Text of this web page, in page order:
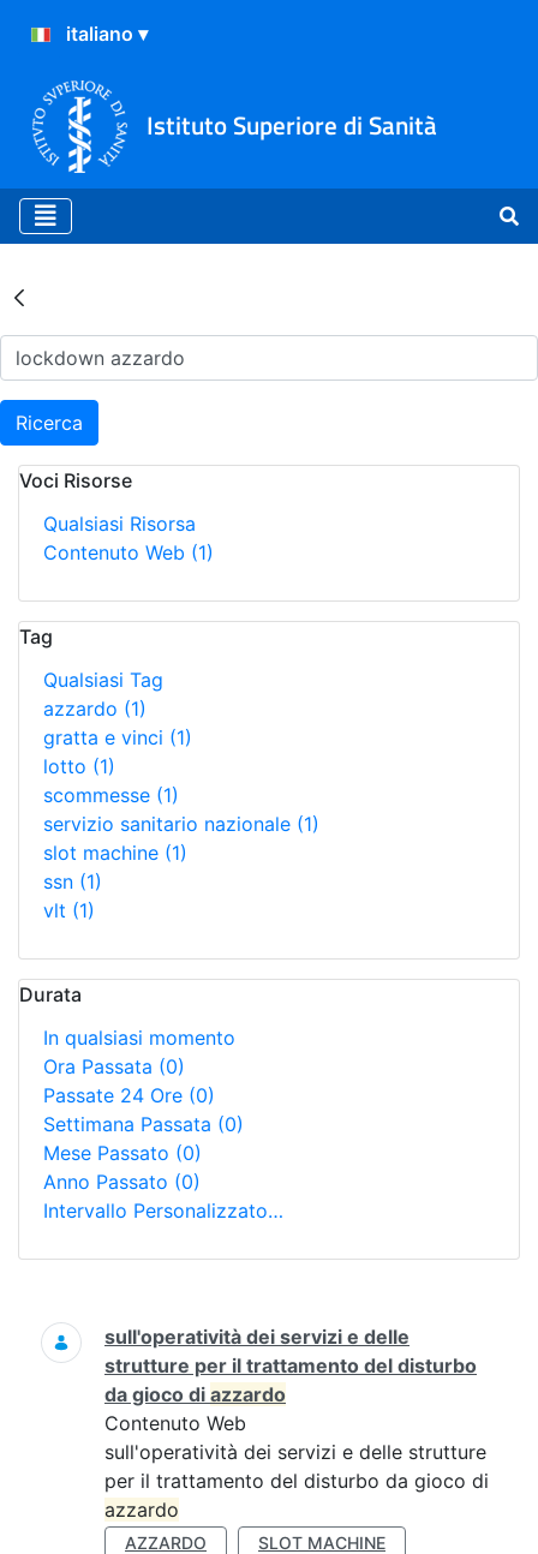
Istituto Superiore di Sanità
Risultati della Ricerca -
Ricerca
Voci Risorse
Qualsiasi Risorsa
Contenuto Web (1)
Tag
Qualsiasi Tag
azzardo (1)
gratta e vinci (1)
lotto (1)
scommesse (1)
servizio sanitario nazionale (1)
slot machine (1)
ssn (1)
vlt (1)
Durata
In qualsiasi momento
Ora Passata (0)
Passate 24 Ore (0)
Settimana Passata (0)
Mese Passato (0)
Anno Passato (0)
Intervallo Personalizzato…
Ricerca
sull'operatività dei servizi e delle
strutture per il trattamento del disturbo
da gioco di azzardo
Contenuto Web
sull'operatività dei servizi e delle strutture
per il trattamento del disturbo da gioco di
azzardo
AZZARDO
SLOT MACHINE